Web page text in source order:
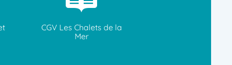
CGV Les Chalets de la
Mer